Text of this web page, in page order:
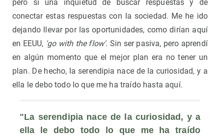
pero sí una inquietud de buscar respuestas y de
conectar estas respuestas con la sociedad. Me he ido
dejando llevar por las oportunidades, como dirían aquí
en EEUU, 'go with the flow'. Sin ser pasiva, pero aprendí
en algún momento que el mejor plan era no tener un
plan. De hecho, la serendipia nace de la curiosidad, y a
ella le debo todo lo que me ha traído hasta aquí.
"La serendipia nace de la curiosidad, y a
ella le debo todo lo que me ha traído